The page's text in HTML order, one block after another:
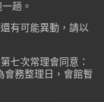
趟。
有可能異動，請以
七次常理會同意：
會務整理日，會館暫